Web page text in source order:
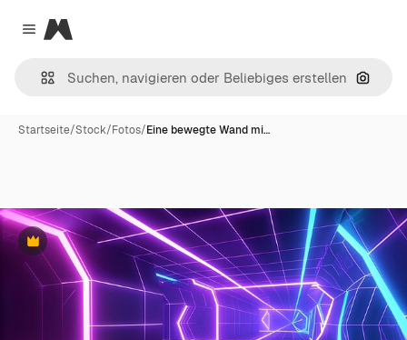
Close menu
Magnific
Nach
Startseite/Stock/Fotos/Eine bewegte Wand mi…
Premium